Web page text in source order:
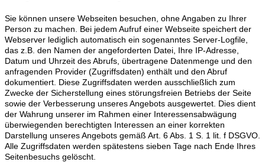
Sie können unsere Webseiten besuchen, ohne Angaben zu Ihrer
Person zu machen. Bei jedem Aufruf einer Webseite speichert der
Webserver lediglich automatisch ein sogenanntes Server-Logfile,
das z.B. den Namen der angeforderten Datei, Ihre IP-Adresse,
Datum und Uhrzeit des Abrufs, übertragene Datenmenge und den
anfragenden Provider (Zugriffsdaten) enthält und den Abruf
dokumentiert. Diese Zugriffsdaten werden ausschließlich zum
Zwecke der Sicherstellung eines störungsfreien Betriebs der Seite
sowie der Verbesserung unseres Angebots ausgewertet. Dies dient
der Wahrung unserer im Rahmen einer Interessensabwägung
überwiegenden berechtigten Interessen an einer korrekten
Darstellung unseres Angebots gemäß Art. 6 Abs. 1 S. 1 lit. f DSGVO.
Alle Zugriffsdaten werden spätestens sieben Tage nach Ende Ihres
Seitenbesuchs gelöscht.